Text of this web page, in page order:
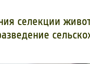
селекции